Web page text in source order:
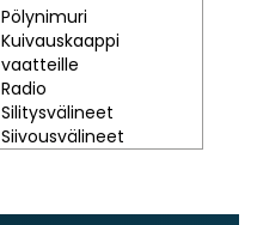
Pölynimuri
Kuivauskaappi
vaatteille
Radio
Silitysvälineet
Siivousvälineet